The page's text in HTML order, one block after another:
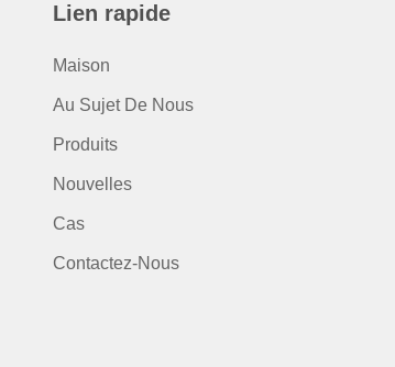
Lien rapide
Maison
Au Sujet De Nous
Produits
Nouvelles
Cas
Contactez-Nous